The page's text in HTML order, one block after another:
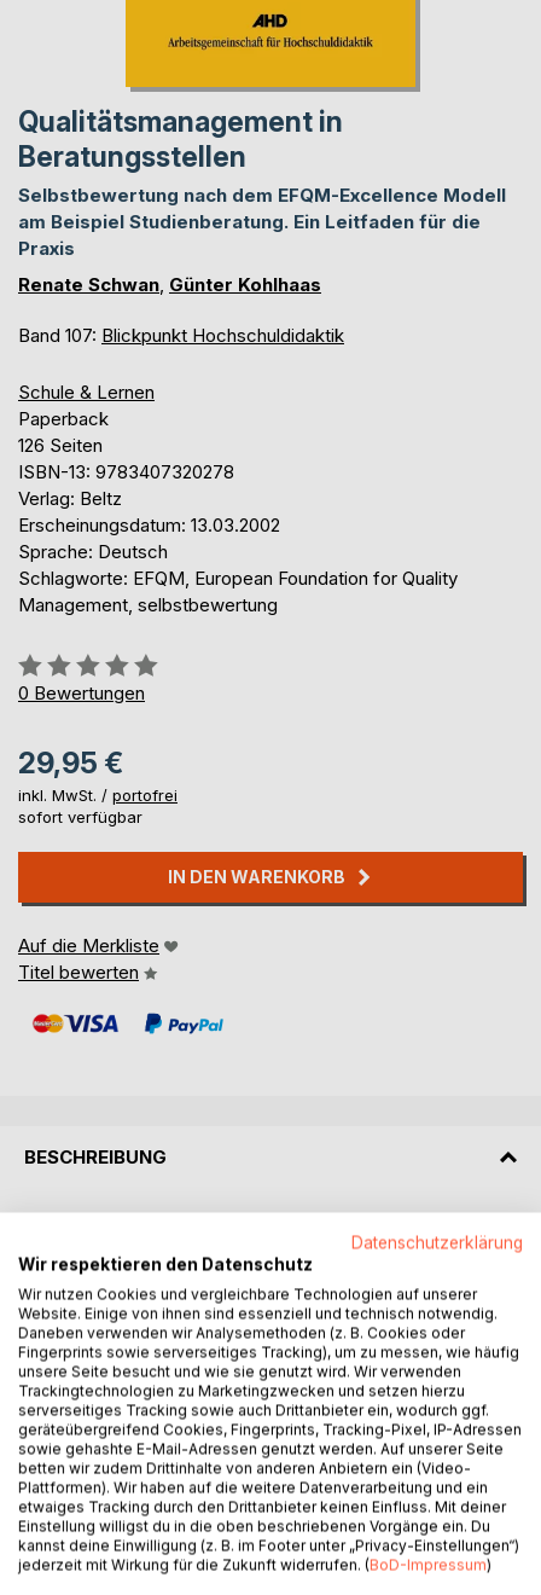
Qualitätsmanagement in
Beratungsstellen
Selbstbewertung nach dem EFQM-Excellence Modell
am Beispiel Studienberatung. Ein Leitfaden für die
Praxis
Renate Schwan, Günter Kohlhaas
Band 107: Blickpunkt Hochschuldidaktik
Schule & Lernen
Paperback
126 Seiten
ISBN-13: 9783407320278
Verlag: Beltz
Erscheinungsdatum: 13.03.2002
Sprache: Deutsch
Schlagworte: EFQM, European Foundation for Quality
Management, selbstbewertung
Bewertung::
0%
0 Bewertungen
29,95 €
inkl. MwSt. / portofrei
sofort verfügbar
IN DEN WARENKORB
Auf die Merkliste
Titel bewerten
BESCHREIBUNG
Bildungseinrichtungen zunehmend an Bedeutung
gewonnen. Höhere Erwartungen der Klientel bzw. der
Kunden an die Beratungsqualität, Anforderung von
Qualitätsnachweisen durch Kostenträger und nicht zuletzt
der eigene Anspruch an eine hohe Qualität der erbrachten
Leistungen führen dazu, dass Beratungseinrichtungen ein
praktikables und angemessenes Qualitätsmanagement
einführen wollen.
Das vorgestellte Qualitätskonzept basiert auf dem EFQM-
Excellence Modell (European Foundation for Quality
Management) und ist auf die besonderen Belange des
Beratungssektors gut anwendbar. Im Mittelpunkt steht die
Methode der Selbstbewertung, durch die Stärken und
Verbesserungspotenziale identifiziert und in einen
Datenschutzerklärung
Wir respektieren den Datenschutz
Wir nutzen Cookies und vergleichbare Technologien auf unserer
Website. Einige von ihnen sind essenziell und technisch notwendig.
Daneben verwenden wir Analysemethoden (z. B. Cookies oder
Fingerprints sowie serverseitiges Tracking), um zu messen, wie häufig
unsere Seite besucht und wie sie genutzt wird. Wir verwenden
Trackingtechnologien zu Marketingzwecken und setzen hierzu
serverseitiges Tracking sowie auch Drittanbieter ein, wodurch ggf.
geräteübergreifend Cookies, Fingerprints, Tracking-Pixel, IP-Adressen
sowie gehashte E-Mail-Adressen genutzt werden. Auf unserer Seite
betten wir zudem Drittinhalte von anderen Anbietern ein (Video-
Plattformen). Wir haben auf die weitere Datenverarbeitung und ein
etwaiges Tracking durch den Drittanbieter keinen Einfluss. Mit deiner
Einstellung willigst du in die oben beschriebenen Vorgänge ein. Du
kannst deine Einwilligung (z. B. im Footer unter „Privacy-Einstellungen“)
jederzeit mit Wirkung für die Zukunft widerrufen. (BoD-Impressum)